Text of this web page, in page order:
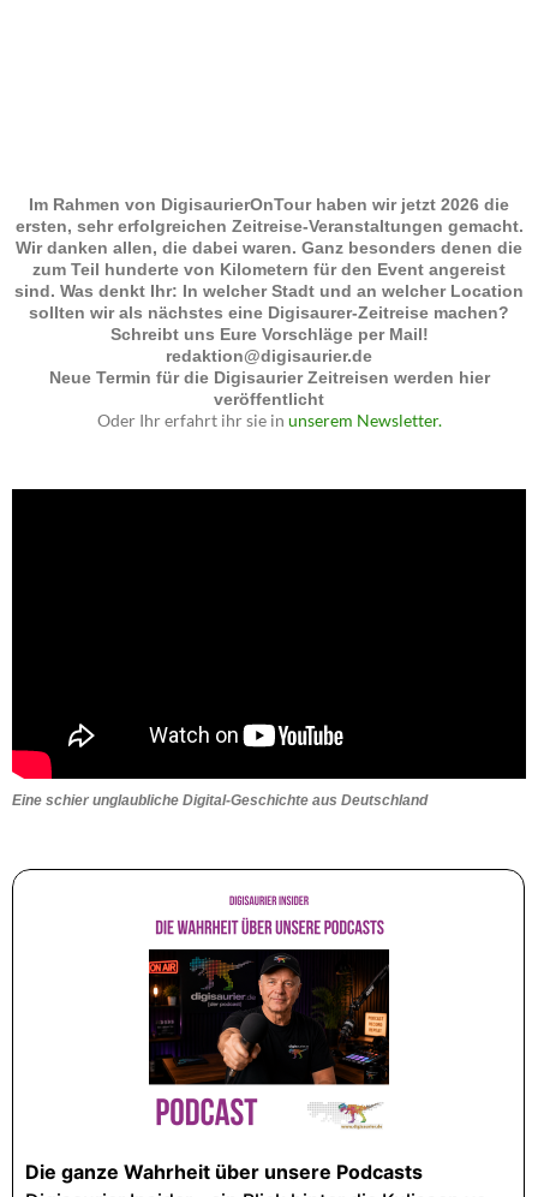
Im Rahmen von DigisaurierOnTour haben wir jetzt 2026 die
ersten, sehr erfolgreichen Zeitreise-Veranstaltungen gemacht.
Wir danken allen, die dabei waren. Ganz besonders denen die
zum Teil hunderte von Kilometern für den Event angereist
sind. Was denkt Ihr: In welcher Stadt und an welcher Location
sollten wir als nächstes eine Digisaurer-Zeitreise machen?
Schreibt uns Eure Vorschläge per Mail!
redaktion@digisaurier.de
Neue Termin für die Digisaurier Zeitreisen werden hier
veröffentlicht
Oder Ihr erfahrt ihr sie in unserem Newsletter.
Eine schier unglaubliche Digital-Geschichte aus Deutschland